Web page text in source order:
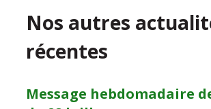
Nos autres
récentes
Message hebdomadaire